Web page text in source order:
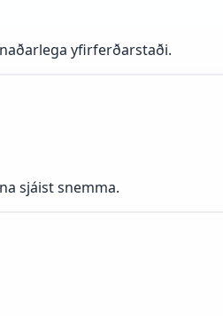
yfirferðarstaði.
sjáist snemma.